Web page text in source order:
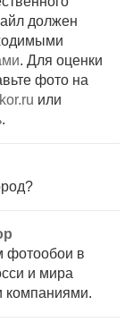
должен
. Для оценки
фото на
или
.
фотообои в
и мира
компаниями.